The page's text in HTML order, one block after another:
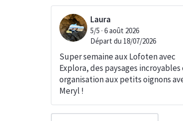
Laura
5/5 · 6 août 2026
Départ du 18/07/2026
Super semaine aux Lofoten avec
Explora, des paysages
organisation aux petits oignons
Meryl !